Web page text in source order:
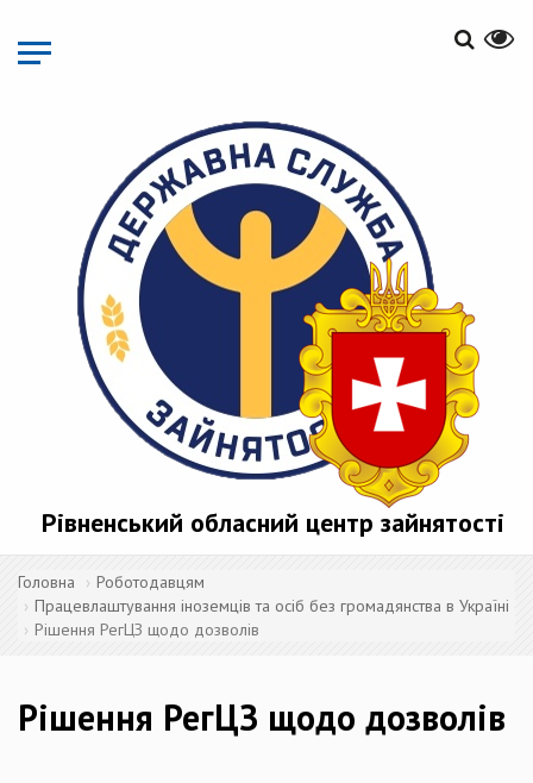
основного
матеріалу
Рівненський обласний центр зайнятості
Головна
Роботодавцям
Працевлаштування іноземців та осіб без громадянства в Україні
Рішення РегЦЗ щодо дозволів
Рішення РегЦЗ щодо дозволів